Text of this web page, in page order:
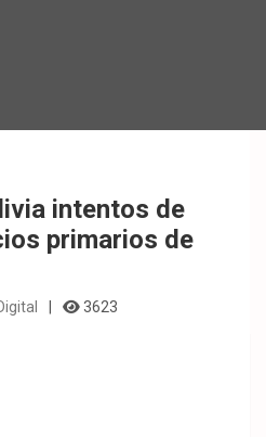
intentos de
primarios de
3623